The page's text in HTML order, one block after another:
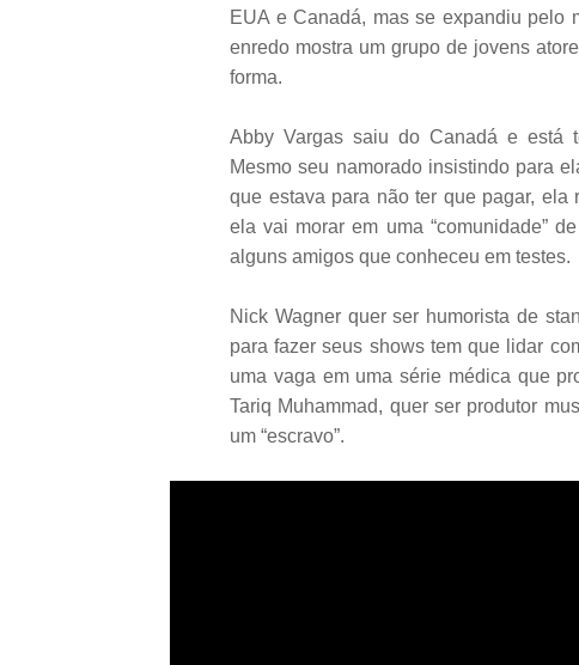
EUA e Canadá, mas se expandiu pelo
enredo mostra um grupo de jovens
forma.
Abby Vargas saiu do Canadá e está
Mesmo seu namorado insistindo para
que estava para não ter que pagar,
ela vai morar em uma “comunidade”
alguns amigos que conheceu em testes.
Nick Wagner quer ser humorista de
para fazer seus shows tem que lidar
uma vaga em uma série médica que
Tariq Muhammad, quer ser produtor
um “escravo”.